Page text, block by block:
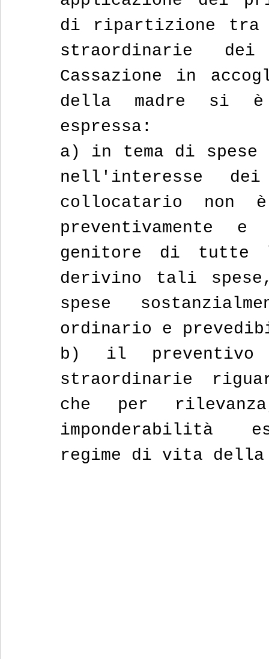
di ripartizione tra
straordinarie
Cassazione in
della madre si è
espressa:
a) in tema di spese
nell'interesse
collocatario non
preventivamente
genitore di tutte
derivino tali
spese
ordinario e
b) il preventivo
straordinarie
che per
imponderabilità
regime di vita